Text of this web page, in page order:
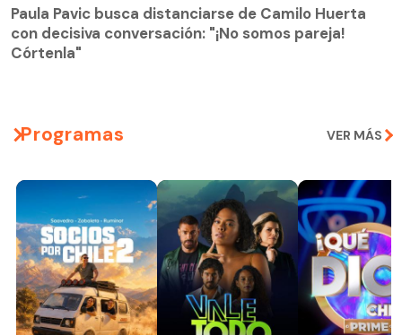
con decisiva conversación: "¡No somos pareja!
Córtenla"
Paula Pavic busca distanciarse de Camilo Huerta
con decisiva conversación: "¡No somos pareja!
Córtenla"
Programas VER MÁS